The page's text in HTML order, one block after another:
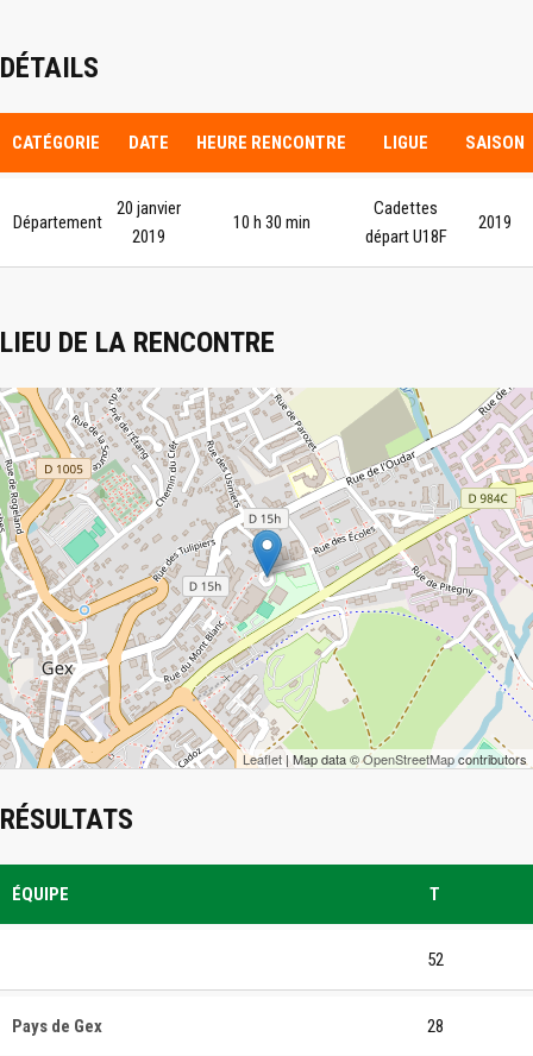
DÉTAILS
CATÉGORIE DATE HEURE RENCONTRE LIGUE SAISON
Département
20 janvier
2019
10 h 30 min
Cadettes
départ U18F
2019
LIEU DE LA RENCONTRE
Leaflet | Map data ©OpenStreetMapcontributors
RÉSULTATS
ÉQUIPE T
52
Pays de Gex 28